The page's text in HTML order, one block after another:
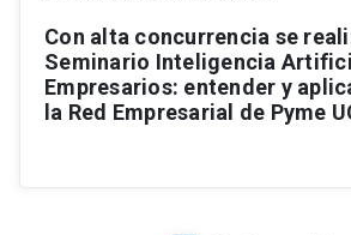
Con alta concurrencia se
Seminario Inteligencia
Empresarios: entender y
la Red Empresarial de Pyme